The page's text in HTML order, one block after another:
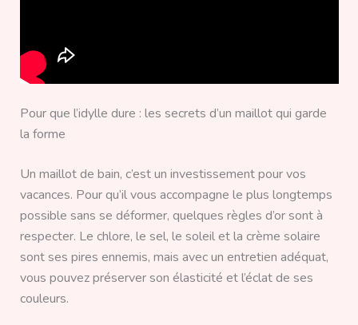
Pour que l’idylle dure : les secrets d’un maillot qui garde
la forme
Un maillot de bain, c’est un investissement pour vos
vacances. Pour qu’il vous accompagne le plus longtemps
possible sans se déformer, quelques règles d’or sont à
respecter. Le chlore, le sel, le soleil et la crème solaire
sont ses pires ennemis, mais avec un entretien adéquat,
vous pouvez préserver son élasticité et l’éclat de ses
couleurs.